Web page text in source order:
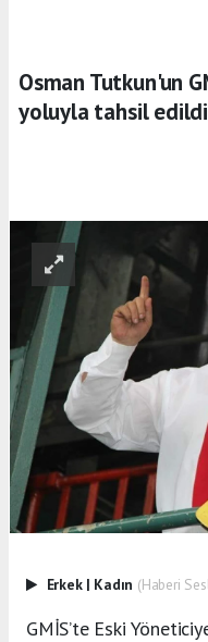
Osman Tutkun'un
yoluyla tahsil edildi
Erkek | Kadın (Haberi
GMİS’te Eski